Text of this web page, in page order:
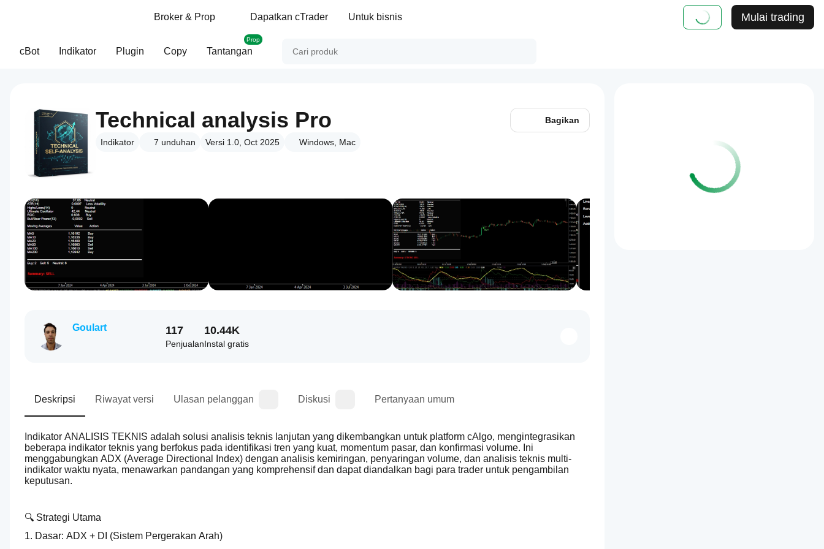
Broker & Prop Dapatkan cTrader Untuk bisnis Mulai trading
cBot Indikator Plugin Copy Tantangan
Prop
Technical analysis Pro
Indikator 7 unduhan Versi 1.0, Oct 2025 Windows, Mac
Bagikan
Goulart 117
Penjualan
10.44K
Instal gratis
Deskripsi Riwayat versi Ulasan pelanggan Diskusi Pertanyaan umum
Indikator ANALISIS TEKNIS adalah solusi analisis teknis lanjutan yang dikembangkan untuk platform cAlgo, mengintegrasikan
beberapa indikator teknis yang berfokus pada identifikasi tren yang kuat, momentum pasar, dan konfirmasi volume. Ini
menggabungkan ADX (Average Directional Index) dengan analisis kemiringan, penyaringan volume, dan analisis teknis multi-
indikator waktu nyata, menawarkan pandangan yang komprehensif dan dapat diandalkan bagi para trader untuk pengambilan
keputusan.
🔍 Strategi Utama
1. Dasar: ADX + DI (Sistem Pergerakan Arah)